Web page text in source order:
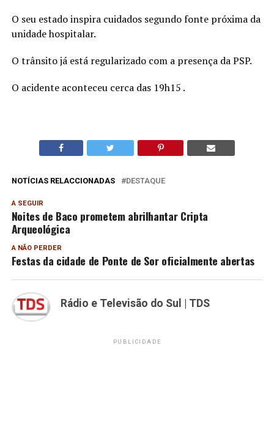
O seu estado inspira cuidados segundo fonte próxima da
unidade hospitalar.
O trânsito já está regularizado com a presença da PSP.
O acidente aconteceu cerca das 19h15 .
NOTÍCIAS RELACCIONADAS DESTAQUE
A SEGUIR
Noites de Baco prometem abrilhantar Cripta
Arqueológica
A NÃO PERDER
Festas da cidade de Ponte de Sor oficialmente abertas
Rádio e Televisão do Sul | TDS
PUBLICIDADE